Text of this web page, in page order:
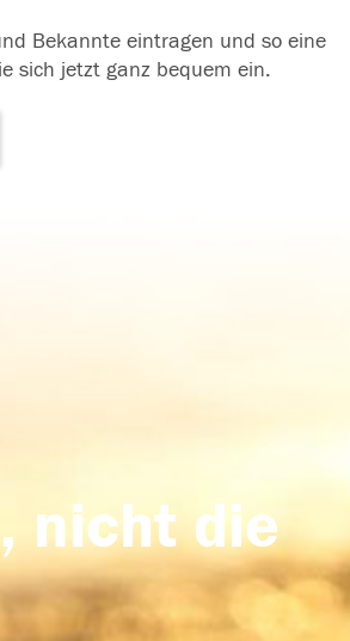
Bekannte eintragen und so eine
sich jetzt ganz bequem ein.
nicht die